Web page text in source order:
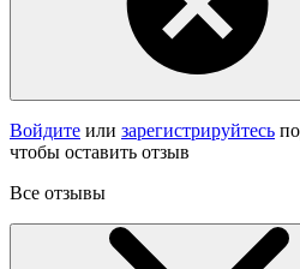
Войдите или зарегистрируйтесь
чтобы оставить отзыв
Все отзывы